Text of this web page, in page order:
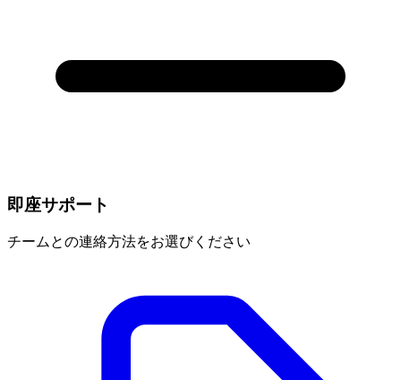
即座サポート
チームとの連絡方法をお選びください